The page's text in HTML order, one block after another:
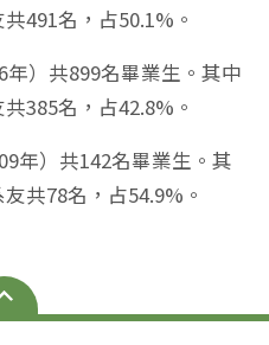
491名，占50.1%。
）共899名畢業生。其中
385名，占42.8%。
年）共142名畢業生。其
共78名，占54.9%。